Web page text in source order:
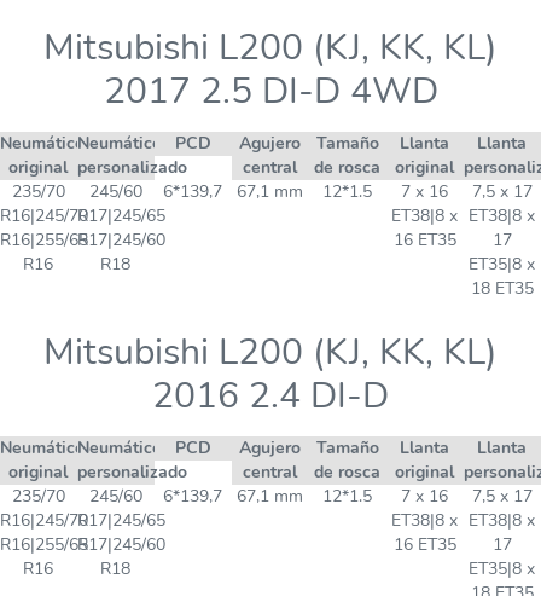
Mitsubishi L200 (KJ, KK, KL)
2017 2.5 DI-D 4WD
Neumático
original
Neumático
personalizado
PCD
Agujero
central
Tamaño
de rosca
Llanta
original
Llanta
235/70
R16|245/70
R16|255/65
R16
245/60
R17|245/65
R17|245/60
R18
6*139,7 67,1 mm 12*1.5
7 x 16
ET38|8 x
16 ET35
7,5 x 17
ET38|8 x
17
ET35|8 x
18 ET35
Mitsubishi L200 (KJ, KK, KL)
2016 2.4 DI-D
Neumático
original
Neumático
personalizado
PCD
Agujero
central
Tamaño
de rosca
Llanta
original
Llanta
235/70
R16|245/70
R16|255/65
R16
245/60
R17|245/65
R17|245/60
R18
6*139,7 67,1 mm 12*1.5
7 x 16
ET38|8 x
16 ET35
7,5 x 17
ET38|8 x
17
ET35|8 x